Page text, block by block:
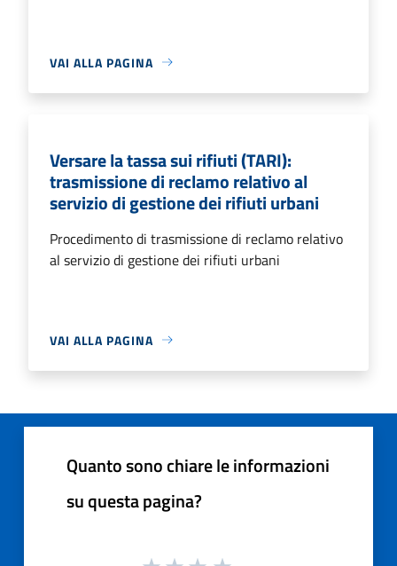
VAI ALLA PAGINA
Versare la tassa sui rifiuti (TARI):
trasmissione di reclamo relativo al
servizio di gestione dei rifiuti urbani
Procedimento di trasmissione di reclamo relativo
al servizio di gestione dei rifiuti urbani
VAI ALLA PAGINA
Quanto sono chiare le informazioni
su questa pagina?